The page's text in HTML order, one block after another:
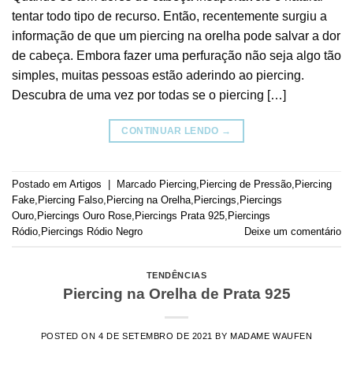
tentar todo tipo de recurso. Então, recentemente surgiu a
informação de que um piercing na orelha pode salvar a dor
de cabeça. Embora fazer uma perfuração não seja algo tão
simples, muitas pessoas estão aderindo ao piercing.
Descubra de uma vez por todas se o piercing […]
CONTINUAR LENDO →
Postado em Artigos Marcado Piercing, Piercing de Pressão, Piercing
Fake, Piercing Falso, Piercing na Orelha, Piercings, Piercings
Ouro, Piercings Ouro Rose, Piercings Prata 925, Piercings
Ródio, Piercings Ródio Negro Deixe um comentário
TENDÊNCIAS
Piercing na Orelha de Prata 925
POSTED ON4 DE SETEMBRO DE 2021 BYMADAME WAUFEN